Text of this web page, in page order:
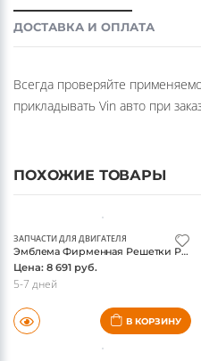
ДОСТАВКА И ОПЛАТА
Всегда проверяйте
прикладывать Vin авто при
ПОХОЖИЕ ТОВАРЫ
ЗАПЧАСТИ ДЛЯ ДВИГАТЕЛЯ
Эмблема Фирменная Решетки Радиатора(1778884200) (шт.), Mercedes, оригинал
Цена: 8 691 руб.
5-7 дней
В КОРЗИНУ